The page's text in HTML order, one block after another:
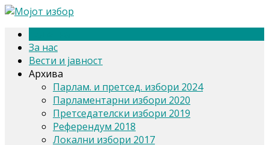
За нас
Вести и јавност
Архива
Парлам. и претсед. избори 2024
Парламентарни избори 2020
Претседателски избори 2019
Референдум 2018
Локални избори 2017